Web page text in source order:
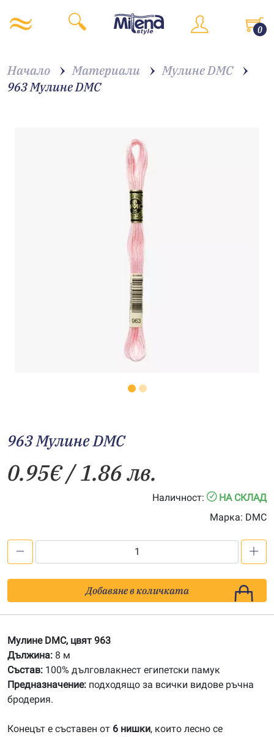
0
Начало Материали
Мулине DMC
963 Мулине DMC
963 Мулине DMC
0.95€/ 1.86 лв.
Наличност:
НА СКЛАД
Марка: DMC
Мулине
DMC
Добавяне в количката
Мулине DMC, цвят 963
Дължина: 8 м
Състав: 100% дълговлакнест египетски памук
Предназначение: подходящо за всички видове ръчна
бродерия.
Конецът е съставен от 6 нишки, които лесно се